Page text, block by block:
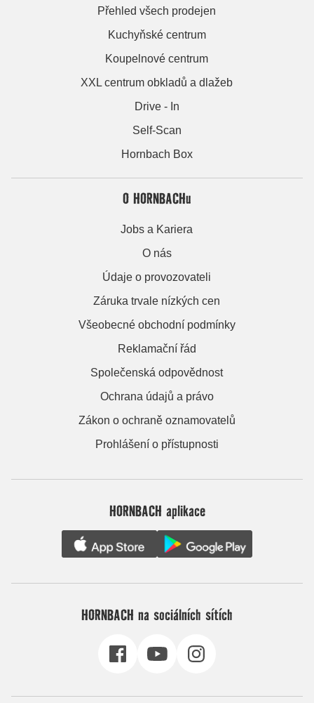
Přehled všech prodejen
Kuchyňské centrum
Koupelnové centrum
XXL centrum obkladů a dlažeb
Drive - In
Self-Scan
Hornbach Box
O HORNBACHu
Jobs a Kariera
O nás
Údaje o provozovateli
Záruka trvale nízkých cen
Všeobecné obchodní podmínky
Reklamační řád
Společenská odpovědnost
Ochrana údajů a právo
Zákon o ochraně oznamovatelů
Prohlášení o přístupnosti
HORNBACH aplikace
HORNBACH na sociálních sítích